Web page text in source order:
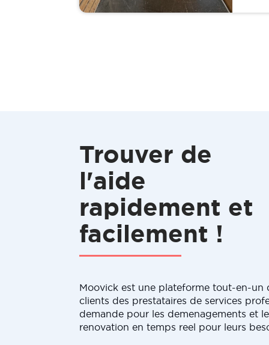
Trouver de
l'aide
rapidement et
facilement !
Moovick est une plateforme tout-en-un
clients des prestataires de services
demande pour les demenagements et
renovation en temps reel pour leurs